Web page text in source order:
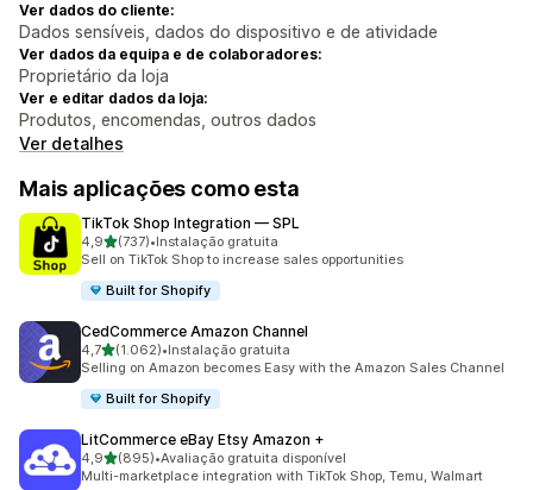
Ver dados do cliente:
Dados sensíveis, dados do dispositivo e de atividade
Ver dados da equipa e de colaboradores:
Proprietário da loja
Ver e editar dados da loja:
Produtos, encomendas, outros dados
Ver detalhes
Mais aplicações como esta
TikTok Shop Integration — SPL
4,9de 5 estrelas
(737)
737 total de avaliações
•Instalação gratuita
Sell on TikTok Shop to increase sales opportunities
Built for Shopify
CedCommerce Amazon Channel
4,7de 5 estrelas
(1.062)
1062 total de avaliações
•Instalação gratuita
Selling on Amazon becomes Easy with the Amazon Sales Channel
Built for Shopify
LitCommerce eBay Etsy Amazon +
4,9de 5 estrelas
(895)
895 total de avaliações
•Avaliação gratuita disponível
Multi-marketplace integration with TikTok Shop, Temu, Walmart